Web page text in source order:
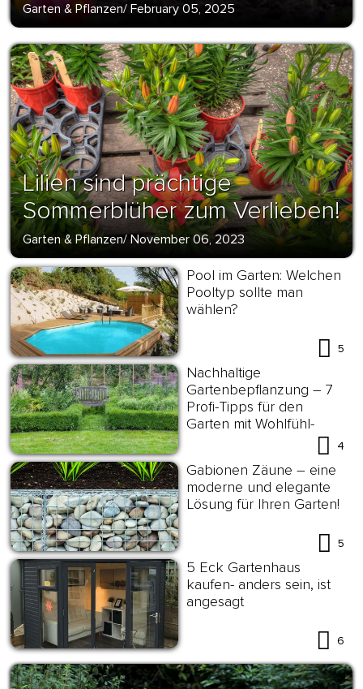
Garten & Pflanzen/ February 05, 2025
Lilien sind prächtige
Sommerblüher zum Verlieben!
Garten & Pflanzen/ November 06, 2023
Pool im Garten: Welchen
Pooltyp sollte man
wählen?
5
Nachhaltige
Gartenbepflanzung – 7
Profi-Tipps für den
Garten mit Wohlfühl-
4
Gabionen Zäune – eine
moderne und elegante
Lösung für Ihren Garten!
5
5 Eck Gartenhaus
kaufen- anders sein, ist
angesagt
6